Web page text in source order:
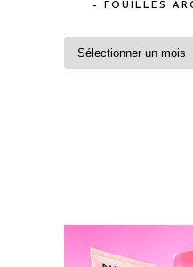
– FOUILLES